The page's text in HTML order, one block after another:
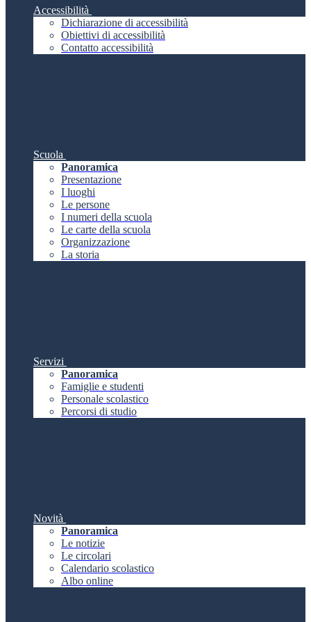
Accessibilità
Dichiarazione di accessibilità
Obiettivi di accessibilità
Contatto accessibilità
Scuola
Panoramica
Presentazione
I luoghi
Le persone
I numeri della scuola
Le carte della scuola
Organizzazione
La storia
Servizi
Panoramica
Famiglie e studenti
Personale scolastico
Percorsi di studio
Novità
Panoramica
Le notizie
Le circolari
Calendario scolastico
Albo online